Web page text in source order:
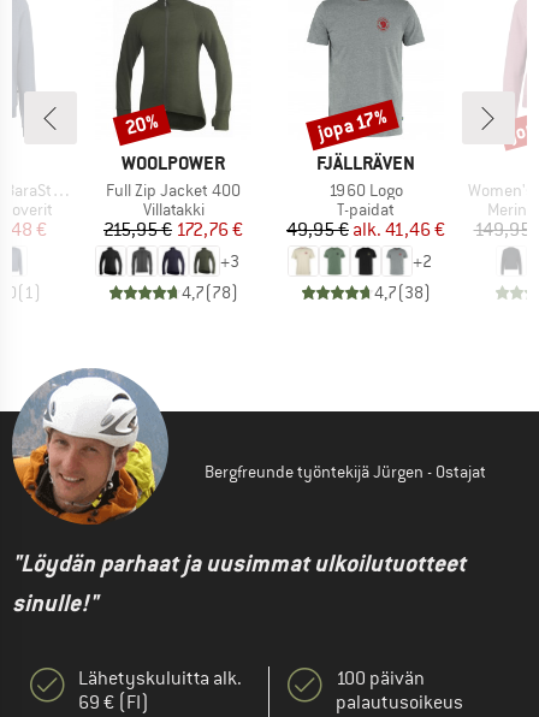
Pullover
hinta
€
(1)
MERKKI
WOOLPOWER
Tuote
Full Zip Jacket 400
Tuoteryhmä
Villatakki
Hinta
215,95 €Alennettu hinta
172,76 €
+3
4,7(78)
Alennus
20%
MERKKI
FJÄLLRÄVEN
Tuote
1960 Logo
Tuoteryhmä
T-paidat
Hinta
49,95 € Alennettu hinta
alk. 41,46 €
+2
4,7(38)
Alennus
jopa 17%
Tuote
Women's
149,95
Bergfreunde työntekijä Jürgen - Ostajat
"Löydän parhaat ja uusimmat ulkoilutuotteet
sinulle!"
Lähetyskuluitta alk.
69 € (FI)
100 päivän
palautusoikeus